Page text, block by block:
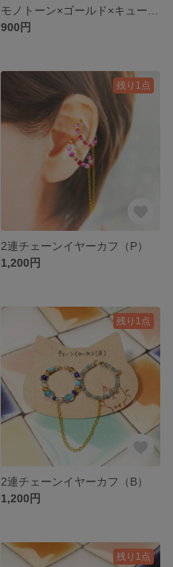
900円
残り1点
2連チェーンイヤーカフ（P）
1,200円
残り1点
2連チェーンイヤーカフ（B）
1,200円
残り1点